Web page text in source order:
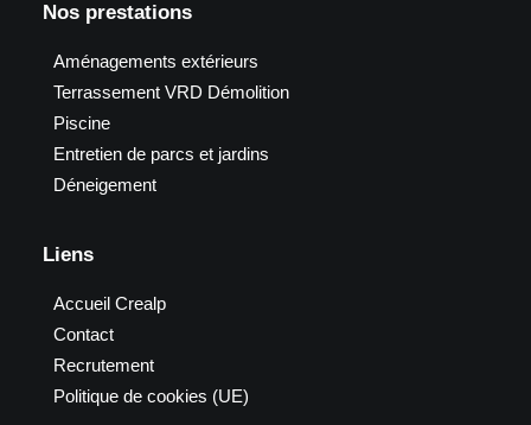
Nos prestations
Aménagements extérieurs
Terrassement VRD Démolition
Piscine
Entretien de parcs et jardins
Déneigement
Liens
Accueil Crealp
Contact
Recrutement
Politique de cookies (UE)